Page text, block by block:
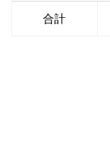
合計